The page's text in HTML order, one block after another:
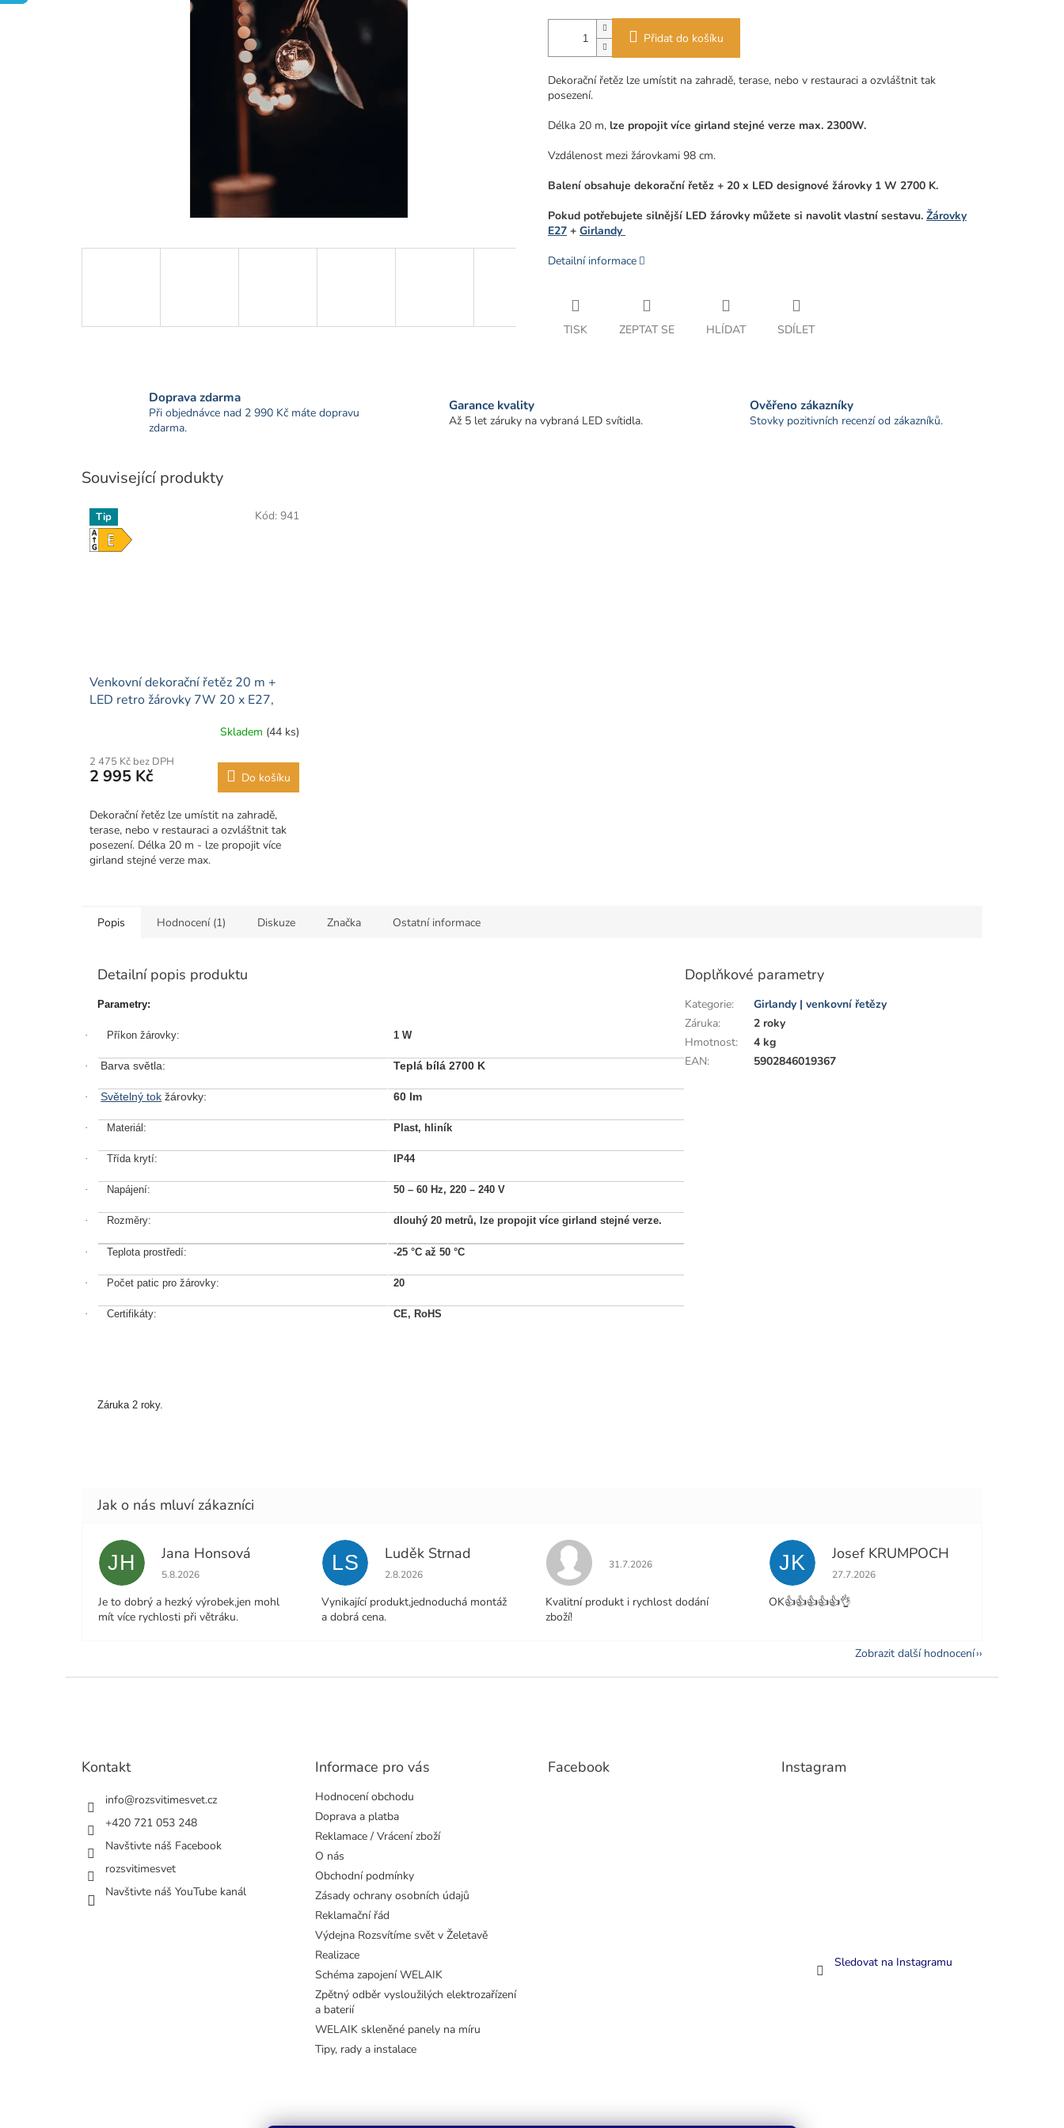
Přidat do košíku
Dekorační řetěz lze umístit na zahradě, terase, nebo v restauraci a ozvláštnit tak
posezení.
Délka 20 m, lze propojit více girland stejné verze max. 2300W.
Vzdálenost mezi žárovkami 98 cm.
Balení obsahuje dekorační řetěz + 20 x LED designové žárovky 1 W 2700 K.
Pokud potřebujete silnější LED žárovky můžete si navolit vlastní sestavu. Žárovky
E27 + Girlandy
Detailní informace
TISK ZEPTAT SE HLÍDAT SDÍLET
Doprava zdarma
Při objednávce nad 2 990 Kč máte dopravu
zdarma.
Garance kvality
Až 5 let záruky na vybraná LED svítidla.
Ověřeno zákazníky
Stovky pozitivních recenzí od zákazníků.
Související produkty
Tip
Venkovní dekorační řetěz 20 m +
LED retro žárovky 7W 20 x E27,
Skladem (44 ks)
2 475 Kč bez DPH
2 995 Kč Do košíku
Dekorační řetěz lze umístit na zahradě,
terase, nebo v restauraci a ozvláštnit tak
posezení. Délka 20 m - lze propojit více
girland stejné verze max.
Kód: 941
Popis Hodnocení (1) Diskuze Značka Ostatní informace
Detailní popis produktu
Parametry:
· Příkon žárovky: 1 W
· Barva světla: Teplá bílá 2700 K
· Světelný tok žárovky: 60 lm
· Materiál: Plast, hliník
· Třída krytí: IP44
· Napájení: 50 – 60 Hz, 220 – 240 V
· Rozměry: dlouhý 20 metrů, lze propojit více girland stejné verze.
· Teplota prostředí: -25 °C až 50 °C
· Počet patic pro žárovky: 20
· Certifikáty: CE, RoHS
Záruka 2 roky.
Doplňkové parametry
Kategorie:
Girlandy | venkovní řetězy
Záruka:
2 roky
Hmotnost:
4 kg
EAN: 5902846019367
JH Jana Honsová
Hodnocení obchodu je 5 z 5 hvězdiček.
5.8.2026
Je to dobrý a hezký výrobek,jen mohl
mít více rychlosti při větráku.
LS Luděk Strnad
Hodnocení obchodu je 5 z 5 hvězdiček.
2.8.2026
Vynikající produkt,jednoduchá montáž
a dobrá cena.
Hodnocení obchodu je 5 z 5 hvězdiček.
31.7.2026
Kvalitní produkt i rychlost dodání
zboží!
JK Josef KRUMPOCH
Hodnocení obchodu je 5 z 5 hvězdiček.
27.7.2026
OK👍👍👍👍👍👌
Zobrazit další hodnocení
Kontakt
info@rozsvitimesvet.cz
+420 721 053 248
Navštivte náš Facebook
rozsvitimesvet
Navštivte náš YouTube kanál
Informace pro vás
Hodnocení obchodu
Doprava a platba
Reklamace / Vrácení zboží
O nás
Obchodní podmínky
Zásady ochrany osobních údajů
Reklamační řád
Výdejna Rozsvítíme svět v Želetavě
Realizace
Schéma zapojení WELAIK
Zpětný odběr vysloužilých elektrozařízení
a baterií
WELAIK skleněné panely na míru
Tipy, rady a instalace
Facebook Instagram
Sledovat na Instagramu